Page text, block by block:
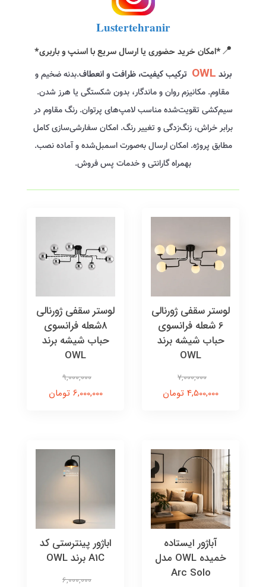
Lustertehranir
📍*امکان خرید حضوری یا ارسال سریع با اسنپ و باربری*
برند OWL ترکیب کیفیت، ظرافت و انعطاف.بدنه ضخیم و
مقاوم‌. مکانیزم روان و ماندگار، بدون شکستگی یا هرز شدن.
سیم‌کشی تقویت‌شده مناسب لامپ‌های پرتوان. رنگ مقاوم در
برابر خراش، زنگ‌زدگی و تغییر رنگ. امکان سفارشی‌سازی کامل
مطابق پروژه. امکان ارسال به‌صورت اسمبل‌شده و آماده نصب.
بهمراه گارانتی و خدمات پس فروش.
لوستر سقفی ژورنالی
6 شعله فرانسوی
حباب شیشه برند
OWL
7,000,000
4,500,000 تومان
لوستر سقفی ژورنالی
۸شعله فرانسوی
حباب شیشه برند
OWL
9,000,000
6,000,000 تومان
آباژور ایستاده
خمیده OWL مدل
Arc Solo
اباژور پینترستی کد
A1C برند OWL
6,000,000